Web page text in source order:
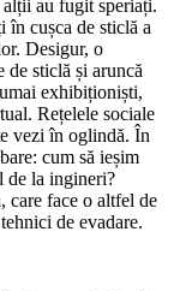
au fugit speriați.
în cușca de sticlă a
Desigur, o
de sticlă și aruncă
exhibiționiști,
Rețelele sociale
vezi în oglindă. În
cum să ieșim
de la ingineri?
care face o altfel de
de evadare.